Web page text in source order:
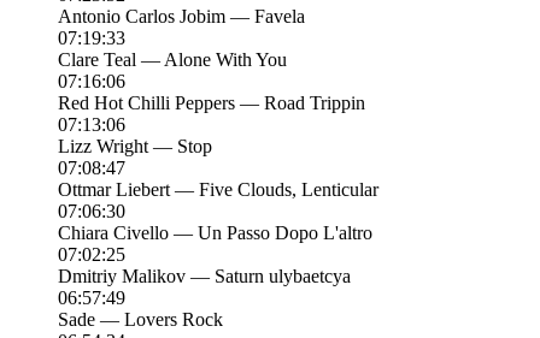
Antonio Carlos Jobim — Favela
07:19:33
Clare Teal — Alone With You
07:16:06
Red Hot Chilli Peppers — Road Trippin
07:13:06
Lizz Wright — Stop
07:08:47
Ottmar Liebert — Five Clouds, Lenticular
07:06:30
Chiara Civello — Un Passo Dopo L'altro
07:02:25
Dmitriy Malikov — Saturn ulybaetcya
06:57:49
Sade — Lovers Rock